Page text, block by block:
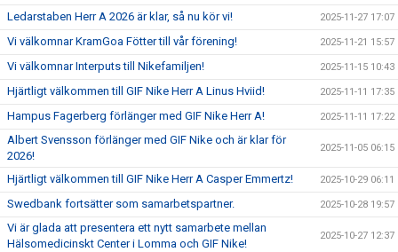
Ledarstaben Herr A 2026 är klar, så nu kör vi! 2025-11-27 17:07
Vi välkomnar KramGoa Fötter till vår förening! 2025-11-21 15:57
Vi välkomnar Interputs till Nikefamiljen! 2025-11-15 10:43
Hjärtligt välkommen till GIF Nike Herr A Linus Hviid! 2025-11-11 17:35
Hampus Fagerberg förlänger med GIF Nike Herr A! 2025-11-11 17:22
Albert Svensson förlänger med GIF Nike och är klar för
2026!
2025-11-05 06:15
Hjärtligt välkommen till GIF Nike Herr A Casper Emmertz! 2025-10-29 06:11
Swedbank fortsätter som samarbetspartner. 2025-10-28 19:57
Vi är glada att presentera ett nytt samarbete mellan
Hälsomedicinskt Center i Lomma och GIF Nike!
2025-10-27 12:37